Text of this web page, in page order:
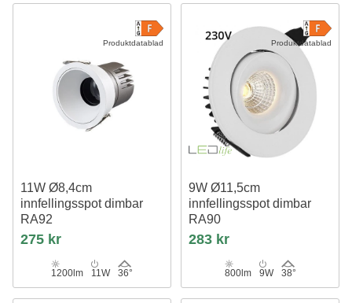
Produktdatablad
11W Ø8,4cm
innfellingsspot dimbar
RA92
Hull: Ø7,5 cm, Mål: Ø8,4 cm, Hvit
kant
275 kr
1200lm 11W 36°
Produktdatablad
9W Ø11,5cm
innfellingsspot dimbar
RA90
Hull: Ø9,5 cm, Mål: Ø11,5 cm,
Hvit kant
283 kr
800lm 9W 38°